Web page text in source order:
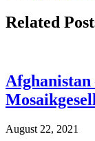
Related
Afghanistan
August 22, 2021